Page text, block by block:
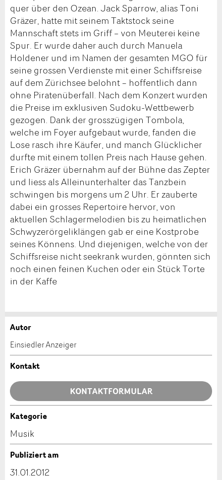
quer über den Ozean. Jack Sparrow, alias Toni
Gräzer, hatte mit seinem Taktstock seine
Mannschaft stets im Griff – von Meuterei keine
Spur. Er wurde daher auch durch Manuela
Holdener und im Namen der gesamten MGO für
seine grossen Verdienste mit einer Schiffsreise
auf dem Zürichsee belohnt – hoffentlich dann
ohne Piratenüberfall. Nach dem Konzert wurden
die Preise im exklusiven Sudoku-Wettbewerb
gezogen. Dank der grosszügigen Tombola,
welche im Foyer aufgebaut wurde, fanden die
Lose rasch ihre Käufer, und manch Glücklicher
durfte mit einem tollen Preis nach Hause gehen.
Erich Gräzer übernahm auf der Bühne das Zepter
und liess als Alleinunterhalter das Tanzbein
schwingen bis morgens um 2 Uhr. Er zauberte
dabei ein grosses Repertoire hervor, von
aktuellen Schlagermelodien bis zu heimatlichen
Schwyzerörgeliklängen gab er eine Kostprobe
seines Könnens. Und diejenigen, welche von der
Schiffsreise nicht seekrank wurden, gönnten sich
noch einen feinen Kuchen oder ein Stück Torte
in der Kaffe
Anzeige beanstanden
Ihr Feedback wird sehr geschätzt!
Allgemeines Feedback
Anzeige nicht mehr gültig
Anzeige unvollständig
Anzeige weiterempfehlen
Empfehlen Sie diese Anzeige an Freunde weiter.
Autor
Einsiedler Anzeiger
Kontakt
KONTAKTFORMULAR
Kontakt
Verfassen Sie eine Nachricht für die Kontaktpersonen
Kategorie
Musik
Publiziert am
31.01.2012